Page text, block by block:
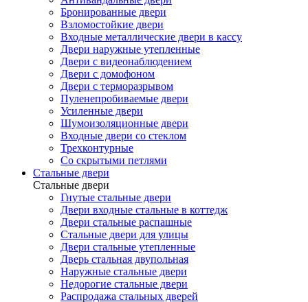
Бронированные двери
Взломостойкие двери
Входные металлические двери в кассу
Двери наружные утепленные
Двери с видеонаблюдением
Двери с домофоном
Двери с терморазрывом
Пуленепробиваемые двери
Усиленные двери
Шумоизоляционные двери
Входные двери со стеклом
Трехконтурные
Со скрытыми петлями
Стальные двери
Стальные двери
Гнутые стальные двери
Двери входные стальные в коттедж
Двери стальные распашные
Стальные двери для улицы
Двери стальные утепленные
Дверь стальная двупольная
Наружные стальные двери
Недорогие стальные двери
Распродажа стальных дверей